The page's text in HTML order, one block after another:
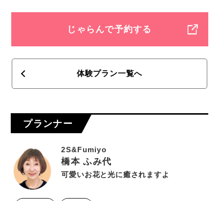
じゃらんで予約する
体験プラン一覧へ
プランナー
2S&Fumiyo
橋本 ふみ代
可愛いお花と光に癒されますよ